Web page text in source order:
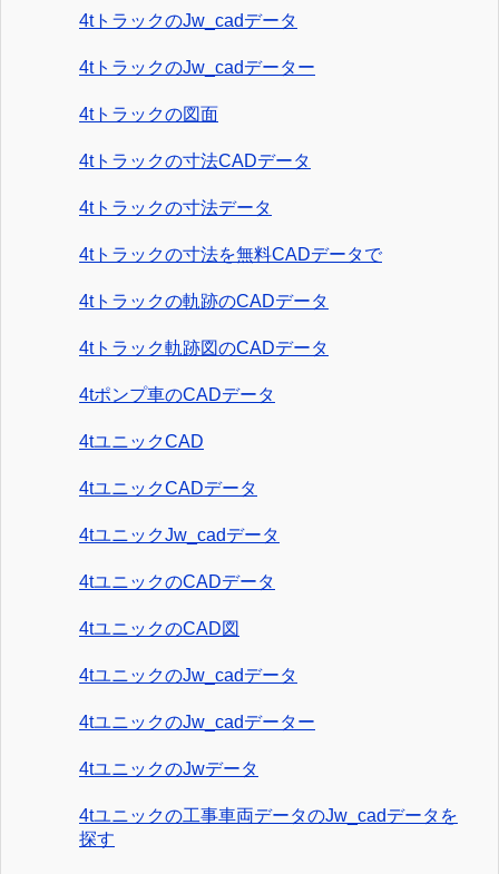
4tトラックのJw_cadデータ
4tトラックのJw_cadデーター
4tトラックの図面
4tトラックの寸法CADデータ
4tトラックの寸法データ
4tトラックの寸法を無料CADデータで
4tトラックの軌跡のCADデータ
4tトラック軌跡図のCADデータ
4tポンプ車のCADデータ
4tユニックCAD
4tユニックCADデータ
4tユニックJw_cadデータ
4tユニックのCADデータ
4tユニックのCAD図
4tユニックのJw_cadデータ
4tユニックのJw_cadデーター
4tユニックのJwデータ
4tユニックの工事車両データのJw_cadデータを
探す